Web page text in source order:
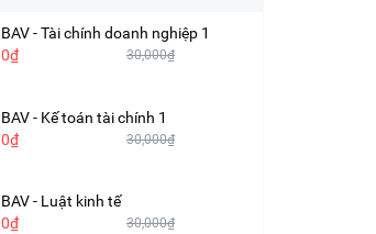
BAV - Tài chính doanh nghiệp 1
0₫
30,000₫
BAV - Kế toán tài chính 1
0₫
30,000₫
BAV - Luật kinh tế
0₫
30,000₫